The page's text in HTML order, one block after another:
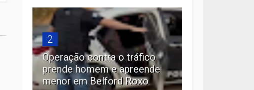
2
Operação contra o tráfico
prende homem e apreende
menor em Belford Roxo